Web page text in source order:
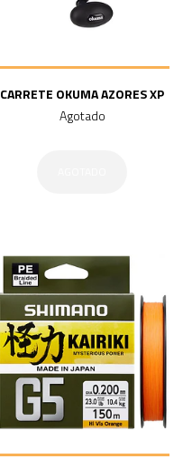
CARRETE OKUMA AZORES XP
Agotado